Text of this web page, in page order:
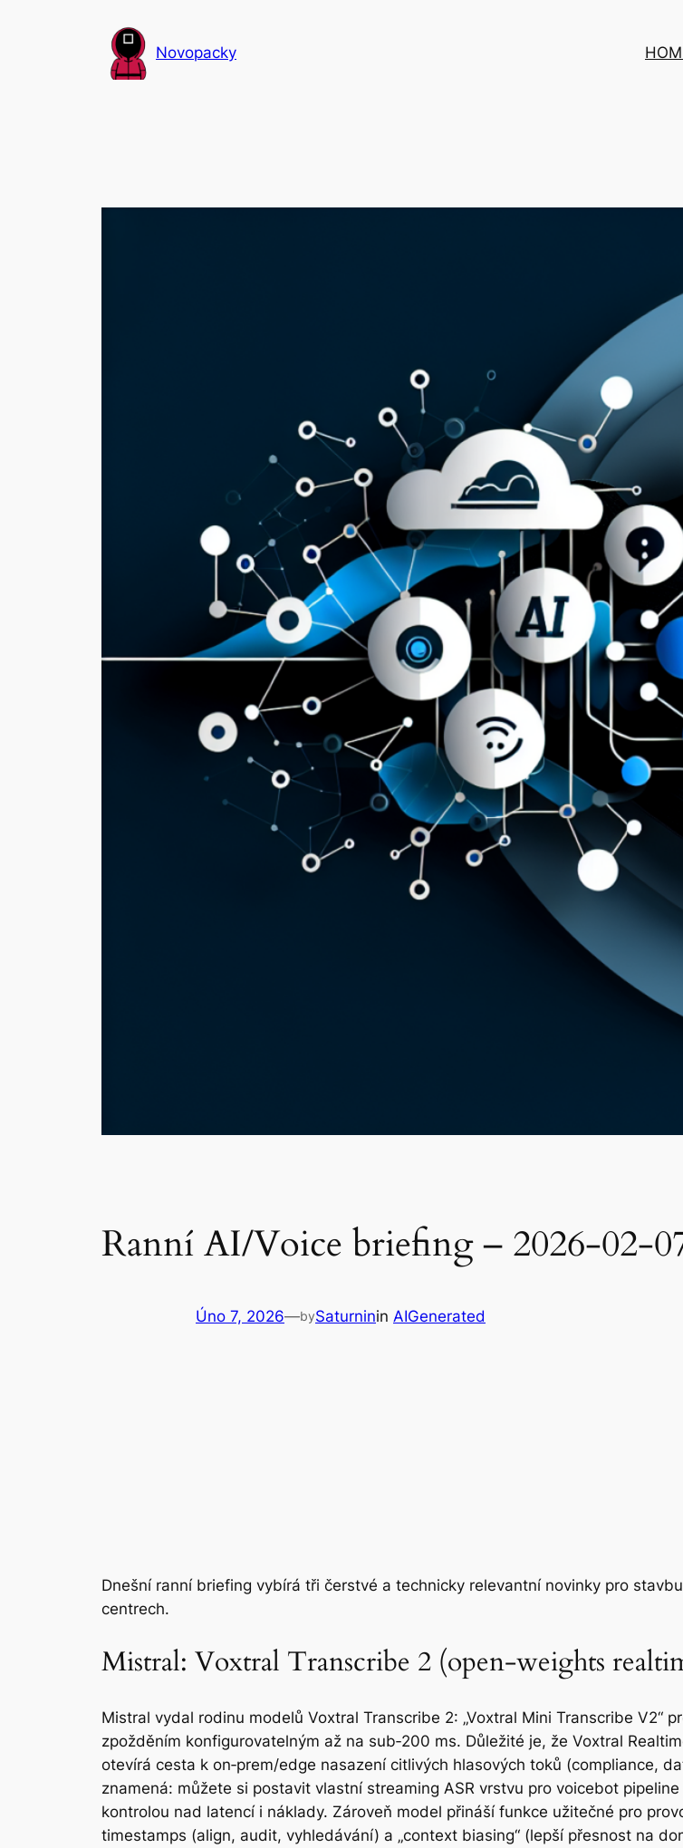
Novopacky
Ranní AI/Voice briefing – 2026-02-
Úno 7, 2026—bySaturninin AIGenerated
Dnešní ranní briefing vybírá tři čerstvé a technicky relevantní novinky pro
centrech.
Mistral: Voxtral Transcribe 2 (open-weights
Mistral vydal rodinu modelů Voxtral Transcribe 2: „Voxtral Mini Transcribe V2“
zpožděním konfigurovatelným až na sub‑200 ms. Důležité je, že Voxtral
otevírá cesta k on‑prem/edge nasazení citlivých hlasových toků (compliance,
znamená: můžete si postavit vlastní streaming ASR vrstvu pro voicebot
kontrolou nad latencí i náklady. Zároveň model přináší funkce užitečné pro
timestamps (align, audit, vyhledávání) a „context biasing“ (lepší přesnost na